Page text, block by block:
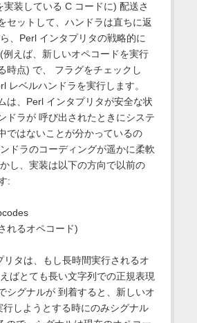
実装している C コードに) 配送さ
セットして、ハンドラは直ちに返
、Perl インタプリタの戦略的に
(例えば、新しいオペコードを実行
時点) で、 フラグをチェックし
レベルハンドラを実行します。
は、Perl インタプリタが安全な状
ドラが 呼び出されたときにシステ
ではないことが分かっているの
ドラのコーディングが遥かに柔軟
し、実装は以下の方向で以前の
:
れるオペコード)
リタは、もし長時間実行されるオ
ばとても長い文字列での正規表現
シグナルが 到着すると、新しいオ
行しようとする時にのみシグナル